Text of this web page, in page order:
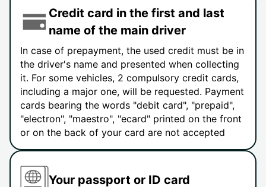
Credit card in the first and last
name of the main driver
In case of prepayment, the used credit must be in
the driver's name and presented when collecting
it. For some vehicles, 2 compulsory credit cards,
including a major one, will be requested. Payment
cards bearing the words "debit card", "prepaid",
"electron", "maestro", "ecard" printed on the front
or on the back of your card are not accepted
Your passport or ID card